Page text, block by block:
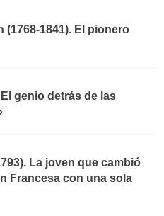
(1768-1841). El pionero
genio detrás de las
La joven que cambió
Francesa con una sola